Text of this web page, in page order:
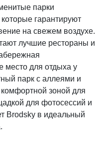
парки
гарантируют
на свежем воздухе.
лучшие рестораны и
место для отдыха у
парк с аллеями и
комфортной зоной для
для фотосессий и
Brodsky в идеальный